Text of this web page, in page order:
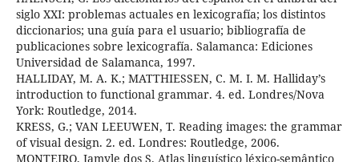
siglo XXI: problemas actuales en lexicografía; los distintos
diccionarios; una guía para el usuario; bibliografía de
publicaciones sobre lexicografía. Salamanca: Ediciones
Universidad de Salamanca, 1997.
HALLIDAY, M. A. K.; MATTHIESSEN, C. M. I. M. Halliday’s
introduction to functional grammar. 4. ed. Londres/Nova
York: Routledge, 2014.
KRESS, G.; VAN LEEUWEN, T. Reading images: the grammar
of visual design. 2. ed. Londres: Routledge, 2006.
MONTEIRO, Jamyle dos S. Atlas linguístico léxico-semântico